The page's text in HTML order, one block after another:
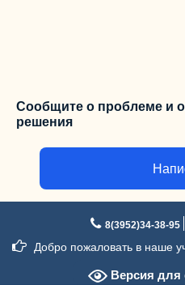
Сообщите о проблеме и
решения
содержимому
8(3952)34-38-95
Добро пожаловать в наше
Версия